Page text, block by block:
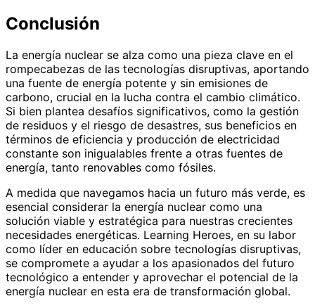
Conclusión
La energía nuclear se alza como una pieza clave en el
rompecabezas de las tecnologías disruptivas, aportando
una fuente de energía potente y sin emisiones de
carbono, crucial en la lucha contra el cambio climático.
Si bien plantea desafíos significativos, como la gestión
de residuos y el riesgo de desastres, sus beneficios en
términos de eficiencia y producción de electricidad
constante son inigualables frente a otras fuentes de
energía, tanto renovables como fósiles.
A medida que navegamos hacia un futuro más verde, es
esencial considerar la energía nuclear como una
solución viable y estratégica para nuestras crecientes
necesidades energéticas. Learning Heroes, en su labor
como líder en educación sobre tecnologías disruptivas,
se compromete a ayudar a los apasionados del futuro
tecnológico a entender y aprovechar el potencial de la
energía nuclear en esta era de transformación global.